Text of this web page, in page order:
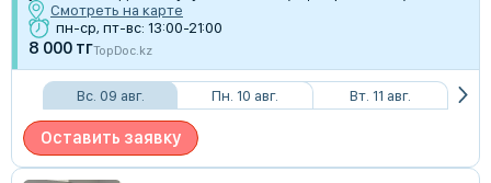
Смотреть на карте
пн-ср, пт-вс: 13:00-21:00
8 000 тгTopDoc.kz
Вс. 09 авг. Пн. 10 авг. Вт. 11 авг.
Оставить заявку